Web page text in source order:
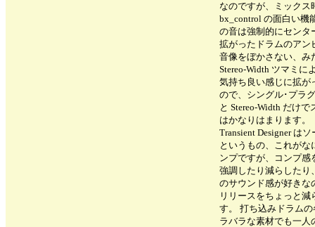
なのですが、ミックス
bx_control の面白い機
の音は強制的にセンタ
拡がったドラムのアン
音像をぼかさない、み
Stereo-Width ツマミに
気持ち良い感じに拡が
ので、シングル･プラ
と Stereo-Width だけ
はかなりはまります。
Transient Designer は
というもの、これが
ンプですが、コンプ感
強調したり減らしたり
のサウンド感が好きな
リリースをちょっと
す。 打ち込みドラム
ラバラな素材でも一人